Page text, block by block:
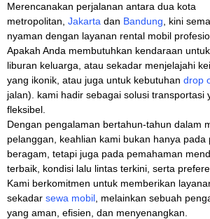
Merencanakan perjalanan antara dua kota
metropolitan, Jakarta dan Bandung , kini
nyaman dengan layanan rental mobil
Apakah Anda membutuhkan kendaraan
liburan keluarga, atau sekadar menjelajahi
yang ikonik, atau juga untuk kebutuhan drop
jalan). kami hadir sebagai solusi transportasi
fleksibel.
Dengan pengalaman bertahun-tahun dalam
pelanggan, keahlian kami bukan hanya pada
beragam, tetapi juga pada pemahaman
terbaik, kondisi lalu lintas terkini, serta
Kami berkomitmen untuk memberikan
sekadar sewa mobil , melainkan sebuah
yang aman, efisien, dan menyenangkan.